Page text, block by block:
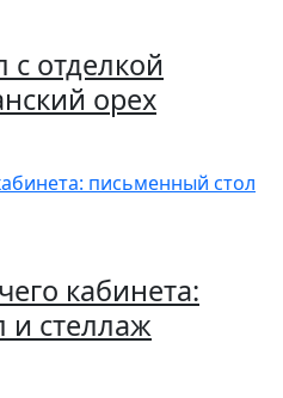
отделкой
орех
кабинета:
и стеллаж